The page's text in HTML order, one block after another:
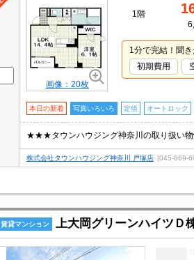
画像：20枚
1階
1分で完結！聞
初期費用
本日の新着 写真いろいろ 定借 オートロック
★★★タウンハウジング神奈川の取り扱い
株式会社タウンハウジング神奈川 戸塚店 (045-869-
賃貸マンション 上大岡グリーンハイツＤ